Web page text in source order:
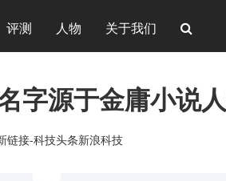
评测 人物 关于我们
字源于金庸小说
链接-科技头条新浪科技